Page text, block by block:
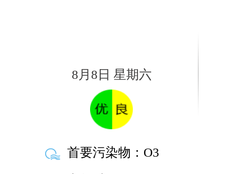
8月8日 星期六
首要污染物： O3